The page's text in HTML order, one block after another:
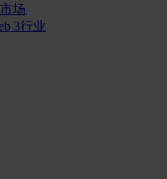
场
3行业